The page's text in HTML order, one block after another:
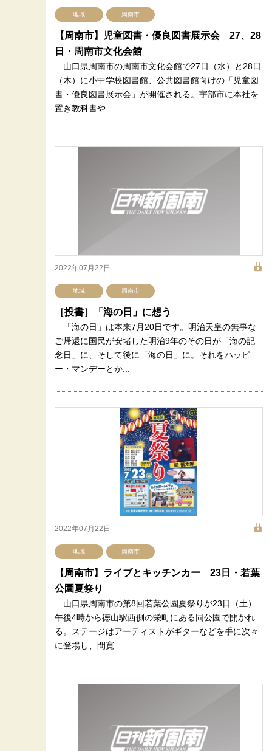
地域 周南市
【周南市】児童図書・優良図書展示会 27、28
日・周南市文化会館
山口県周南市の周南市文化会館で27日（水）と28日
（木）に小中学校図書館、公共図書館向けの「児童図
書・優良図書展示会」が開催される。宇部市に本社を
置き教科書や...
2022年07月22日
地域 周南市
［投書］「海の日」に想う
「海の日」は本来7月20日です。明治天皇の無事な
ご帰還に国民が安堵した明治9年のその日が「海の記
念日」に、そして後に「海の日」に。それをハッピ
ー・マンデーとか...
2022年07月22日
地域 周南市
【周南市】ライブとキッチンカー 23日・若葉
公園夏祭り
山口県周南市の第8回若葉公園夏祭りが23日（土）
午後4時から徳山駅西側の栄町にある同公園で開かれ
る。ステージはアーティストがギターなどを手に次々
に登場し、間寛...